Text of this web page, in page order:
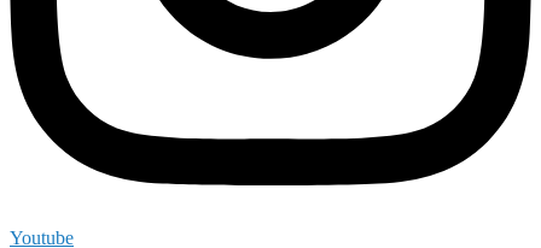
Youtube